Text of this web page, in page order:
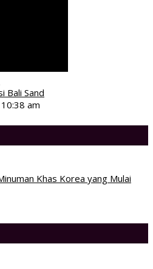
Bali Sand
am
Khas Korea yang Mulai